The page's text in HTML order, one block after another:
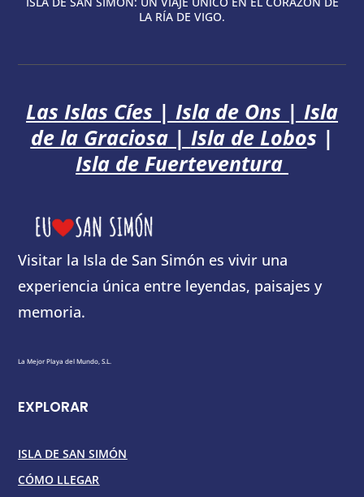
LA RÍA DE VIGO.
Las Islas Cíes | Isla de Ons | Isla
de la Graciosa| Isla de Lobos|
Isla de Fuerteventura
Visitar la Isla de San Simón es vivir una
experiencia única entre leyendas, paisajes y
memoria.
La Mejor Playa del Mundo, S.L.
EXPLORAR
ISLA DE SAN SIMÓN
CÓMO LLEGAR